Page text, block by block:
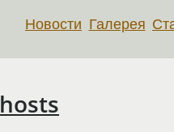
Новости Галерея